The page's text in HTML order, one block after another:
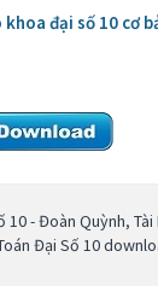
đại số 10 cơ
10 - Đoàn Quỳnh,
Đại Số 10